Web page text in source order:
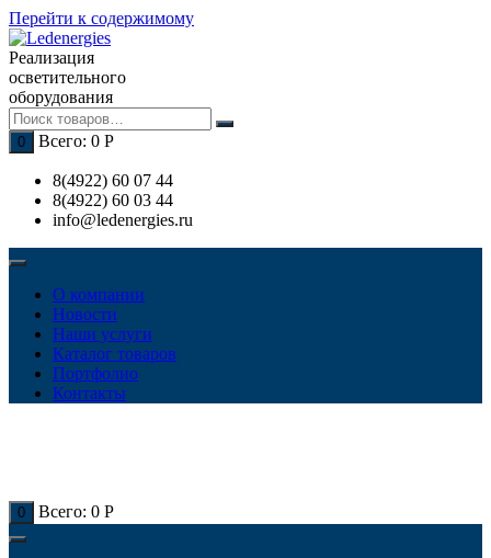
Перейти к содержимому
Реализация
осветительного
оборудования
0 Всего: 0 Р
8(4922) 60 07 44
8(4922) 60 03 44
info@ledenergies.ru
О компании
Новости
Наши услуги
Каталог товаров
Портфолио
Контакты
0 Всего: 0 Р